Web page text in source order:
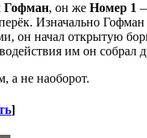
Гофман, он же Номер 1
Изначально
он начал открытую
им он собрал
а не наоборот.
]